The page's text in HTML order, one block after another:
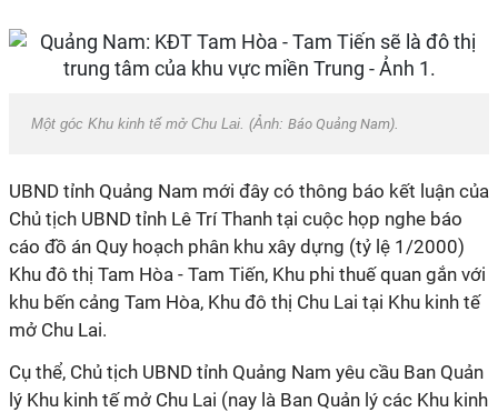
Một góc Khu kinh tế mở Chu Lai. (Ảnh: Báo Quảng Nam).
UBND tỉnh Quảng Nam mới đây có thông báo kết luận của
Chủ tịch UBND tỉnh Lê Trí Thanh tại cuộc họp nghe báo
cáo đồ án Quy hoạch phân khu xây dựng (tỷ lệ 1/2000)
Khu đô thị Tam Hòa - Tam Tiến, Khu phi thuế quan gắn với
khu bến cảng Tam Hòa, Khu đô thị Chu Lai tại Khu kinh tế
mở Chu Lai.
Cụ thể, Chủ tịch UBND tỉnh Quảng Nam yêu cầu Ban Quản
lý Khu kinh tế mở Chu Lai (nay là Ban Quản lý các Khu kinh